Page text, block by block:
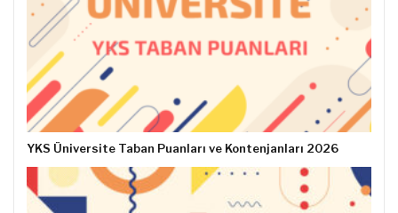
YKS Üniversite Taban Puanları ve Kontenjanları 2026